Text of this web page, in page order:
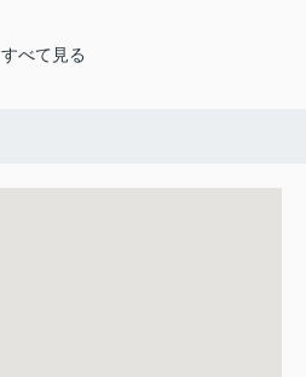
すべて見る